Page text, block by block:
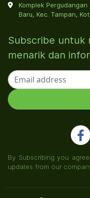
Komplek
Baru, Kec. Tampan,
Subscribe untuk
menarik dan
By Subscribing you
updates from our